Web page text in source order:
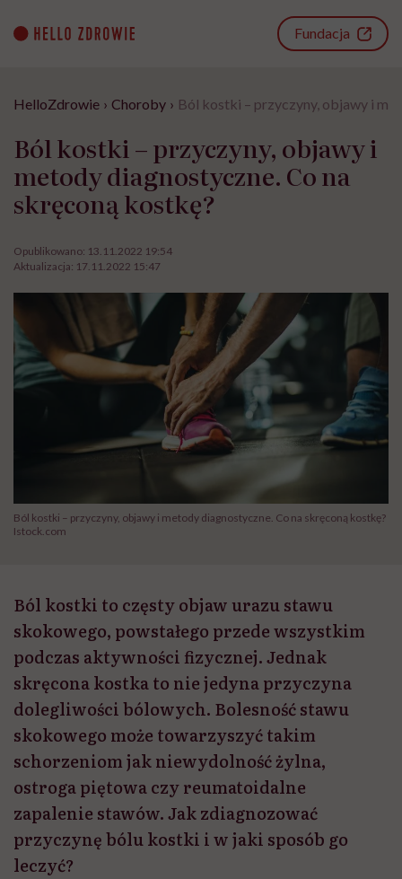
content
Fundacja
HelloZdrowie › Choroby › Ból kostki – przyczyny, objawy i
Ból kostki – przyczyny, objawy i
metody diagnostyczne. Co na
skręconą kostkę?
Opublikowano: 13.11.2022 19:54
Aktualizacja: 17.11.2022 15:47
Ból kostki – przyczyny, objawy i metody diagnostyczne. Co na skręconą kostkę?
Istock.com
Ból kostki to częsty objaw urazu stawu
skokowego, powstałego przede wszystkim
podczas aktywności fizycznej. Jednak
skręcona kostka to nie jedyna przyczyna
dolegliwości bólowych. Bolesność stawu
skokowego może towarzyszyć takim
schorzeniom jak niewydolność żylna,
ostroga piętowa czy reumatoidalne
zapalenie stawów. Jak zdiagnozować
przyczynę bólu kostki i w jaki sposób go
leczyć?